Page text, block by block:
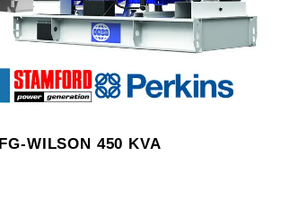
FG-WILSON 450 KVA